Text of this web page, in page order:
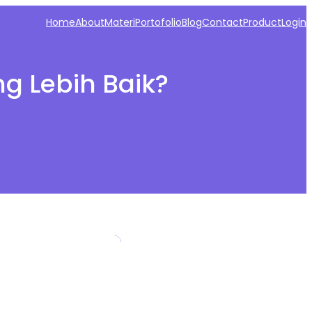
HomeAboutMateriPortofolioBlogContactProductLogin
Lebih Baik?